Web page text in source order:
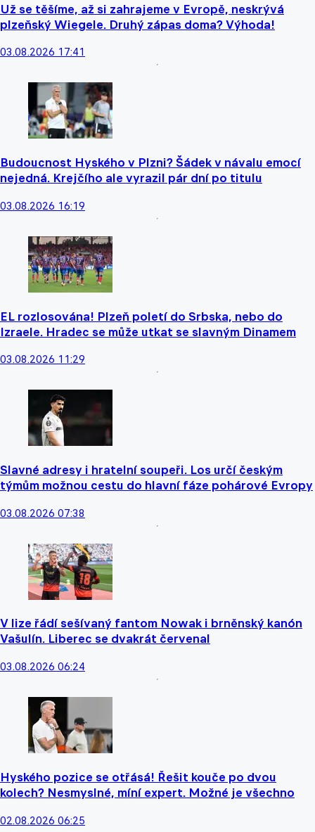
Už se těšíme, až si zahrajeme v Evropě, neskrývá
plzeňský Wiegele. Druhý zápas doma? Výhoda!
03.08.2026 17:41
Budoucnost Hyského v Plzni? Šádek v návalu emocí
nejedná. Krejčího ale vyrazil pár dní po titulu
03.08.2026 16:19
EL rozlosována! Plzeň poletí do Srbska, nebo do
Izraele. Hradec se může utkat se slavným Dinamem
03.08.2026 11:29
Slavné adresy i hratelní soupeři. Los určí českým
týmům možnou cestu do hlavní fáze pohárové Evropy
03.08.2026 07:38
V lize řádí sešívaný fantom Nowak i brněnský kanón
Vašulín. Liberec se dvakrát červenal
03.08.2026 06:24
Hyského pozice se otřásá! Řešit kouče po dvou
kolech? Nesmyslné, míní expert. Možné je všechno
02.08.2026 06:25